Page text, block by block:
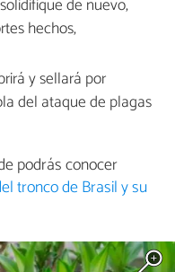
de nuevo,
hechos,
y sellará por
del ataque de plagas
podrás conocer
tronco de Brasil y su